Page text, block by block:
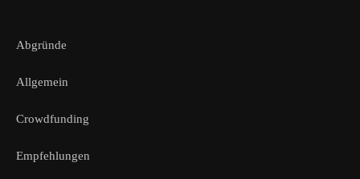
Abgründe
Allgemein
Crowdfunding
Empfehlungen